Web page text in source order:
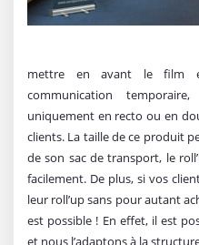
mettre en avant le film
communication
uniquement en recto ou en
clients. La taille de ce produit
de son sac de transport, le
facilement. De plus, si vos
leur roll’up sans pour autant
est possible ! En effet, il est
et nous l’adaptons à la